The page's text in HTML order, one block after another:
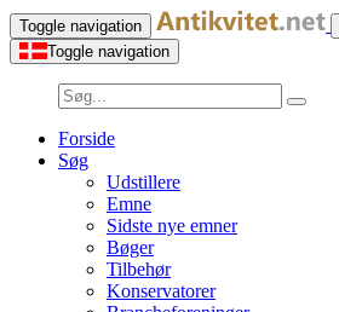
Toggle navigation
Toggle navigation
Forside
Søg
Udstillere
Emne
Sidste nye emner
Bøger
Tilbehør
Konservatorer